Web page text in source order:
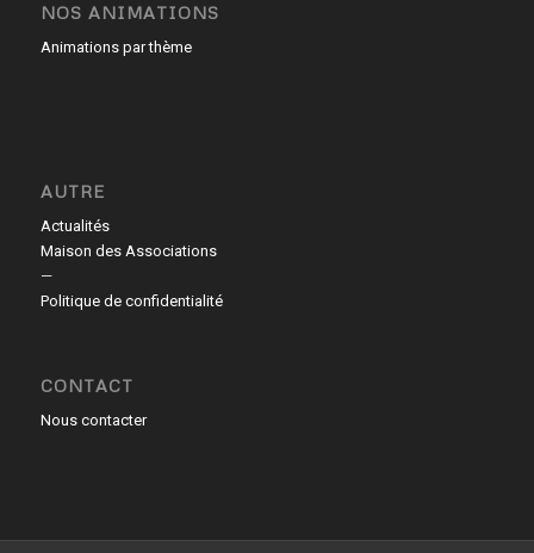
NOS ANIMATIONS
Animations par thème
AUTRE
Actualités
Maison des Associations
—
Politique de confidentialité
CONTACT
Nous contacter